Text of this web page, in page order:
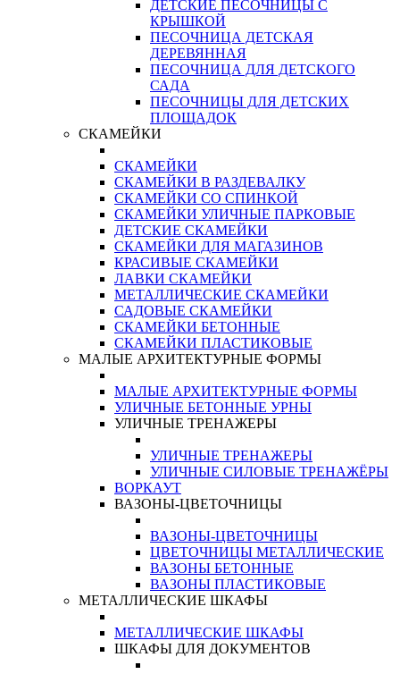
ДЕТСКИЕ ПЕСОЧНИЦЫ С
КРЫШКОЙ
ПЕСОЧНИЦА ДЕТСКАЯ
ДЕРЕВЯННАЯ
ПЕСОЧНИЦА ДЛЯ ДЕТСКОГО
САДА
ПЕСОЧНИЦЫ ДЛЯ ДЕТСКИХ
ПЛОЩАДОК
СКАМЕЙКИ
СКАМЕЙКИ
СКАМЕЙКИ В РАЗДЕВАЛКУ
СКАМЕЙКИ СО СПИНКОЙ
СКАМЕЙКИ УЛИЧНЫЕ ПАРКОВЫЕ
ДЕТСКИЕ СКАМЕЙКИ
СКАМЕЙКИ ДЛЯ МАГАЗИНОВ
КРАСИВЫЕ СКАМЕЙКИ
ЛАВКИ СКАМЕЙКИ
МЕТАЛЛИЧЕСКИЕ СКАМЕЙКИ
САДОВЫЕ СКАМЕЙКИ
СКАМЕЙКИ БЕТОННЫЕ
СКАМЕЙКИ ПЛАСТИКОВЫЕ
МАЛЫЕ АРХИТЕКТУРНЫЕ ФОРМЫ
МАЛЫЕ АРХИТЕКТУРНЫЕ ФОРМЫ
УЛИЧНЫЕ БЕТОННЫЕ УРНЫ
УЛИЧНЫЕ ТРЕНАЖЕРЫ
УЛИЧНЫЕ ТРЕНАЖЕРЫ
УЛИЧНЫЕ СИЛОВЫЕ ТРЕНАЖЁРЫ
ВОРКАУТ
ВАЗОНЫ-ЦВЕТОЧНИЦЫ
ВАЗОНЫ-ЦВЕТОЧНИЦЫ
ЦВЕТОЧНИЦЫ МЕТАЛЛИЧЕСКИЕ
ВАЗОНЫ БЕТОННЫЕ
ВАЗОНЫ ПЛАСТИКОВЫЕ
МЕТАЛЛИЧЕСКИЕ ШКАФЫ
МЕТАЛЛИЧЕСКИЕ ШКАФЫ
ШКАФЫ ДЛЯ ДОКУМЕНТОВ